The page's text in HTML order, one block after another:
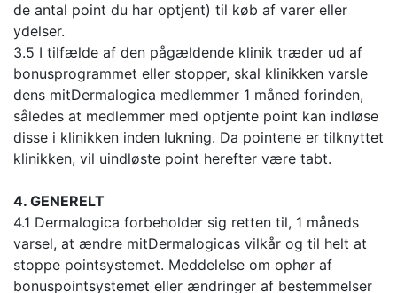
de antal point du har optjent) til køb af varer eller
ydelser.
3.5 I tilfælde af den pågældende klinik træder ud af
bonusprogrammet eller stopper, skal klinikken varsle
dens mitDermalogica medlemmer 1 måned forinden,
således at medlemmer med optjente point kan indløse
disse i klinikken inden lukning. Da pointene er tilknyttet
klinikken, vil uindløste point herefter være tabt.
4. GENERELT
4.1 Dermalogica forbeholder sig retten til, 1 måneds
varsel, at ændre mitDermalogicas vilkår og til helt at
stoppe pointsystemet. Meddelelse om ophør af
bonuspointsystemet eller ændringer af bestemmelser